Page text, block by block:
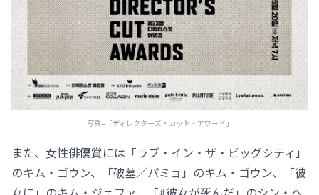
写真=「ディレクターズ・カット・アワード」
また、女性俳優賞には「ラブ・イン・ザ・ビッグシティ」
のキム・ゴウン、「破墓／パミョ」のキム・ゴウン、「彼